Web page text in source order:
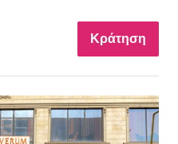
Κράτηση